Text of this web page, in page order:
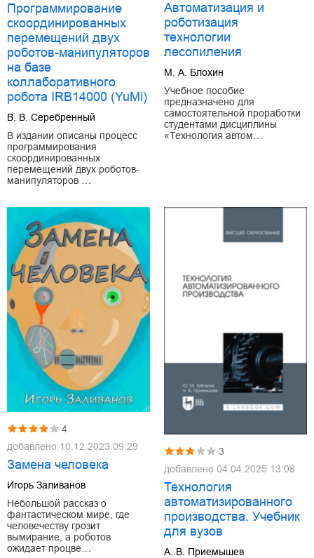
Программирование
скоординированных
перемещений двух
роботов-манипуляторов
на базе
коллаборативного
робота IRB14000 (YuMi)
В. В. Серебренный
В издании описаны процесс
программирования
скоординированных
перемещений двух роботов-
манипуляторов …
Автоматизация и
роботизация
технологии
лесопиления
М. А. Блохин
Учебное пособие
предназначено для
самостоятельной проработки
студентами дисциплины
«Технология автом…
4
добавлено 10.12.2023 09:29
Замена человека
Игорь Заливанов
Небольшой рассказ о
фантастическом мире, где
человечеству грозит
вымирание, а роботов
ожидает процве…
3
добавлено 04.04.2025 13:08
Технология
автоматизированного
производства. Учебник
для вузов
А. В. Приемышев